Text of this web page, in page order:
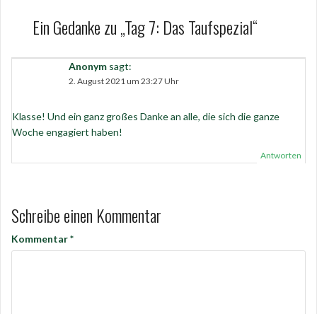
Ein Gedanke zu „Tag 7: Das Taufspezial“
Anonym sagt:
2. August 2021 um 23:27 Uhr
Klasse! Und ein ganz großes Danke an alle, die sich die ganze
Woche engagiert haben!
Antworten
Schreibe einen Kommentar
Kommentar*